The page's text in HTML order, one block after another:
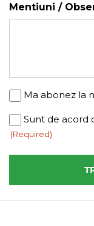
Mentiuni /
Newsletter
Ma abonez la
Consent
(Required)
Sunt de acord
(Required)